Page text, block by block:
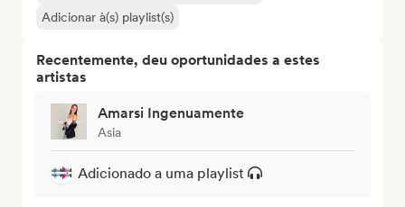
Adicionar à(s) playlist(s)
Recentemente, deu oportunidades a estes
artistas
Amarsi Ingenuamente
Asia
Adicionado a uma playlist